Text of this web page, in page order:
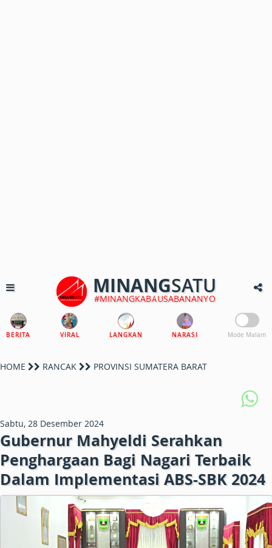
MINANGSATU
#MINANGKABAUSABANANYO
BERITA VIRAL LANGKAN NARASI Mode Malam
HOME RANCAK PROVINSI SUMATERA BARAT
Sabtu, 28 Desember 2024
Gubernur Mahyeldi Serahkan
Penghargaan Bagi Nagari Terbaik
Dalam Implementasi ABS-SBK 2024